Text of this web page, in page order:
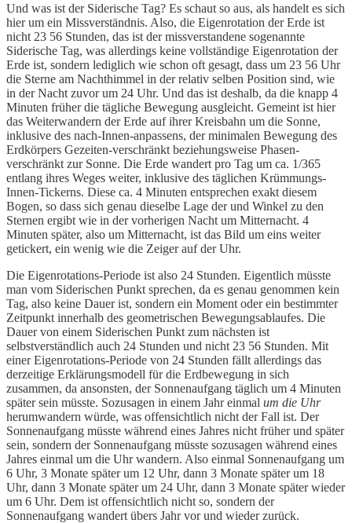
Und was ist der Siderische Tag? Es schaut so aus, als handelt es sich
hier um ein Missverständnis. Also, die Eigenrotation der Erde ist
nicht 23 56 Stunden, das ist der missverstandene sogenannte
Siderische Tag, was allerdings keine vollständige Eigenrotation der
Erde ist, sondern lediglich wie schon oft gesagt, dass um 23 56 Uhr
die Sterne am Nachthimmel in der relativ selben Position sind, wie
in der Nacht zuvor um 24 Uhr. Und das ist deshalb, da die knapp 4
Minuten früher die tägliche Bewegung ausgleicht. Gemeint ist hier
das Weiterwandern der Erde auf ihrer Kreisbahn um die Sonne,
inklusive des nach-Innen-anpassens, der minimalen Bewegung des
Erdkörpers Gezeiten-verschränkt beziehungsweise Phasen-
verschränkt zur Sonne. Die Erde wandert pro Tag um ca. 1/365
entlang ihres Weges weiter, inklusive des täglichen Krümmungs-
Innen-Tickerns. Diese ca. 4 Minuten entsprechen exakt diesem
Bogen, so dass sich genau dieselbe Lage der und Winkel zu den
Sternen ergibt wie in der vorherigen Nacht um Mitternacht. 4
Minuten später, also um Mitternacht, ist das Bild um eins weiter
getickert, ein wenig wie die Zeiger auf der Uhr.
Die Eigenrotations-Periode ist also 24 Stunden. Eigentlich müsste
man vom Siderischen Punkt sprechen, da es genau genommen kein
Tag, also keine Dauer ist, sondern ein Moment oder ein bestimmter
Zeitpunkt innerhalb des geometrischen Bewegungsablaufes. Die
Dauer von einem Siderischen Punkt zum nächsten ist
selbstverständlich auch 24 Stunden und nicht 23 56 Stunden. Mit
einer Eigenrotations-Periode von 24 Stunden fällt allerdings das
derzeitige Erklärungsmodell für die Erdbewegung in sich
zusammen, da ansonsten, der Sonnenaufgang täglich um 4 Minuten
später sein müsste. Sozusagen in einem Jahr einmal um die Uhr
herumwandern würde, was offensichtlich nicht der Fall ist. Der
Sonnenaufgang müsste während eines Jahres nicht früher und später
sein, sondern der Sonnenaufgang müsste sozusagen während eines
Jahres einmal um die Uhr wandern. Also einmal Sonnenaufgang um
6 Uhr, 3 Monate später um 12 Uhr, dann 3 Monate später um 18
Uhr, dann 3 Monate später um 24 Uhr, dann 3 Monate später wieder
um 6 Uhr. Dem ist offensichtlich nicht so, sondern der
Sonnenaufgang wandert übers Jahr vor und wieder zurück.